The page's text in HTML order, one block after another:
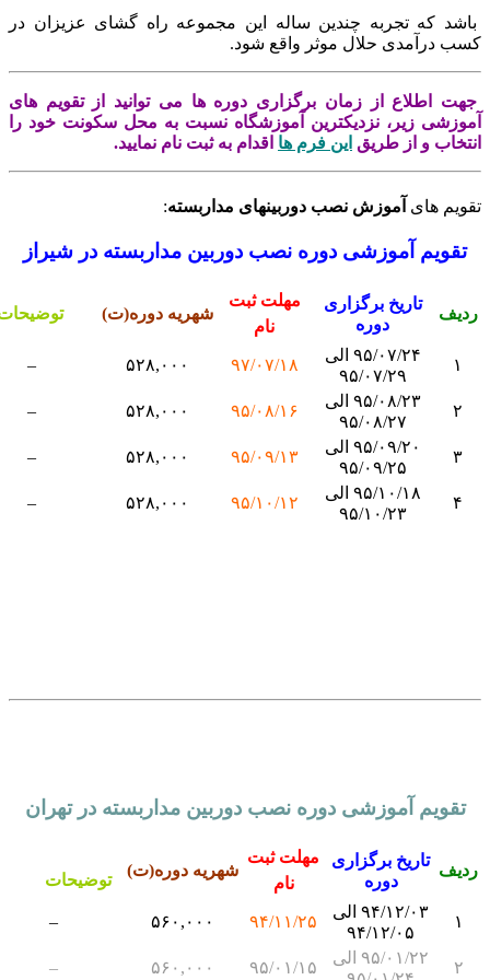
که تجربه چندین ساله این مجموعه راه گشای عزیزان در
درآمدی حلال موثر واقع شود.
اطلاع از زمان برگزاری دوره ها می توانید از تقویم های
زیر، نزدیکترین آموزشگاه نسبت به محل سکونت خود را
و از طریقاین فرم ها اقدام به ثبت نام نمایید.
های آموزش نصب دوربینهای مداربسته:
آموزشی دوره نصب دوربین مداربسته در شیراز
تاریخ برگزاری
مهلت ثبت
شهریه دوره(ت) توضیحات
۹۵/۰۷/۲۴ الی
۹۵/۰۷/۲۹
۹۷/۰۷/۱۸ ۵۲۸,۰۰۰
۹۵/۰۸/۲۳ الی
۹۵/۰۸/۲۷
۹۵/۰۸/۱۶ ۵۲۸,۰۰۰
۹۵/۰۹/۲۰ الی
۹۵/۰۹/۲۵
۹۵/۰۹/۱۳ ۵۲۸,۰۰۰
۹۵/۱۰/۱۸ الی
۹۵/۱۰/۲۳
۹۵/۱۰/۱۲ ۵۲۸,۰۰۰
آموزشی دوره نصب دوربین مداربسته در تهران
تاریخ برگزاری
دوره
مهلت ثبت
شهریه دوره(ت)
توضیحات
۹۴/۱۲/۰۳ الی
۹۴/۱۲/۰۵
۹۴/۱۱/۲۵ ۵۶۰,۰۰۰
۹۵/۰۱/۲۲ الی
۹۵/۰۱/۱۵ ۵۶۰,۰۰۰